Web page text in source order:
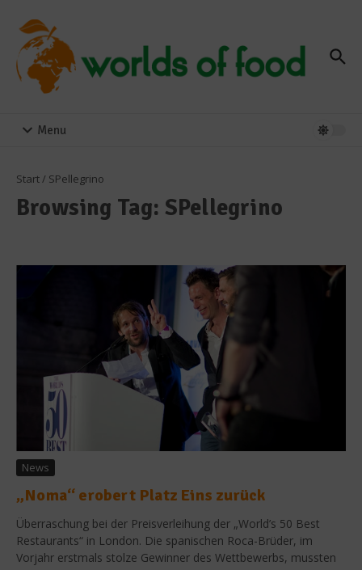
Menu
Start/ SPellegrino
Browsing Tag: SPellegrino
News
„Noma“ erobert Platz Eins zurück
Überraschung bei der Preisverleihung der „World’s 50 Best
Restaurants“ in London. Die spanischen Roca-Brüder, im
Vorjahr erstmals stolze Gewinner des Wettbewerbs, mussten